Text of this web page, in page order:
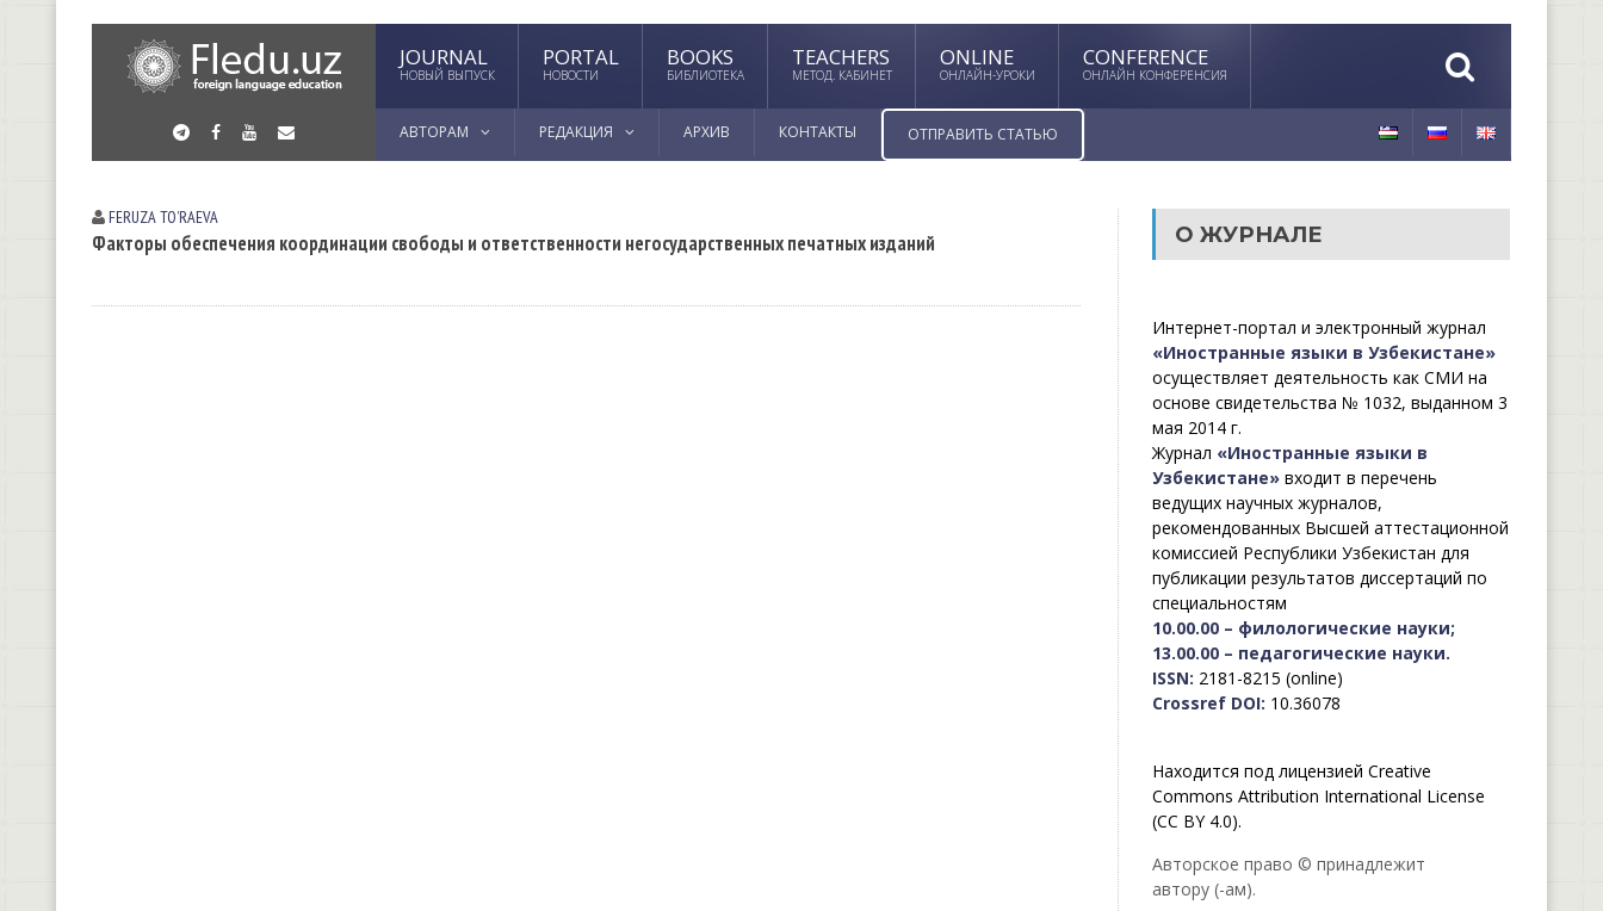
JOURNAL
НОВЫЙ ВЫПУСК
PORTAL
НОВОСТИ
BOOKS
БИБЛИОТЕКА
TEACHERS
МЕТОД. КАБИНЕТ
ONLINE
ОНЛАЙН-УРОКИ
CONFERENCE
ОНЛАЙН КОНФЕРЕНСИЯ
АВТОРАМ РЕДАКЦИЯ АРХИВ КОНТАКТЫ ОТПРАВИТЬ СТАТЬЮ
FERUZA TOʼRАEVА
Факторы обеспечения координации свободы и ответственности негосударственных печатных изданий О ЖУРНАЛЕ
Интернет-портал и электронный журнал
«Иностранные языки в Узбекистане»
осуществляет деятельность как СМИ на
основе свидетельства № 1032, выданном 3
мая 2014 г.
Журнал «Иностранные языки в
Узбекистане»входит в перечень
ведущих научных журналов,
рекомендованных Высшей аттестационной
комиссией Республики Узбекистан для
публикации результатов диссертаций по
специальностям
10.00.00 – филологические науки;
13.00.00 – педагогические науки.
ISSN: 2181-8215 (online)
Crossref DOI: 10.36078
Находится под лицензией Creative
Commons Attribution International License
(CC BY 4.0).
Авторское право © принадлежит
автору (-ам).